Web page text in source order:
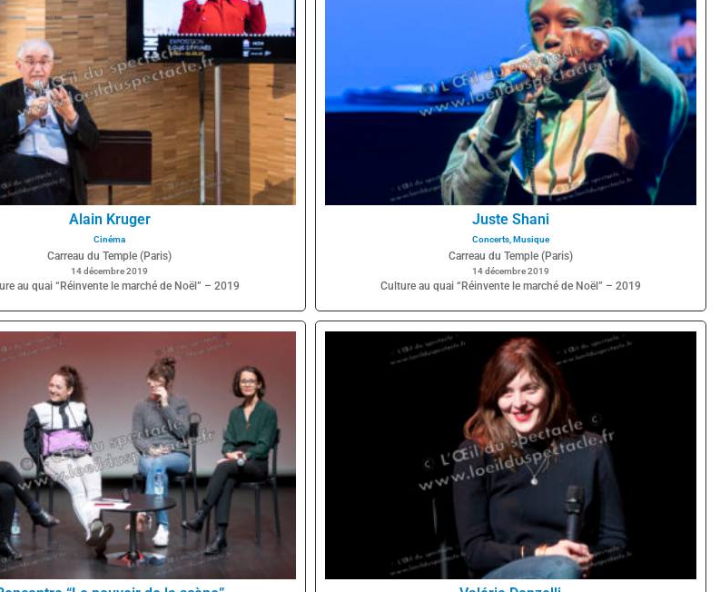
Alain Kruger
Cinéma
Carreau du Temple (Paris)
14 décembre 2019
au quai “Réinvente le marché de Noël” – 2019
Juste Shani
Concerts, Musique
Carreau du Temple (Paris)
14 décembre 2019
Culture au quai “Réinvente le marché de Noël” – 2019